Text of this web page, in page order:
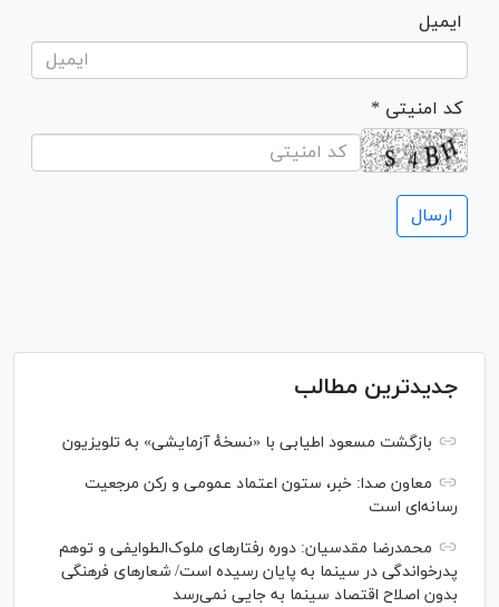
ایمیل
* کد امنیتی
جدیدترین مطالب
بازگشت مسعود اطیابی با «نسخهٔ آزمایشی» به تلویزیون
معاون صدا: خبر، ستون اعتماد عمومی و رکن مرجعیت
رسانه‌ای است
محمدرضا مقدسیان: دوره رفتارهای ملوک‌الطوایفی و توهم
پدرخواندگی در سینما به پایان رسیده است/ شعارهای فرهنگی
بدون اصلاح اقتصاد سینما به جایی نمی‌رسد